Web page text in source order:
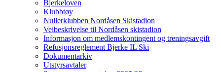
Bjerkeloven
Klubbtøy
Nullerklubben Nordåsen Skistadion
Veibeskrivelse til Nordåsen skistadion
Informasjon om medlemskontingent og treningsavgift
Refusjonsreglement Bjerke IL Ski
Dokumentarkiv
Utstyrsavtaler